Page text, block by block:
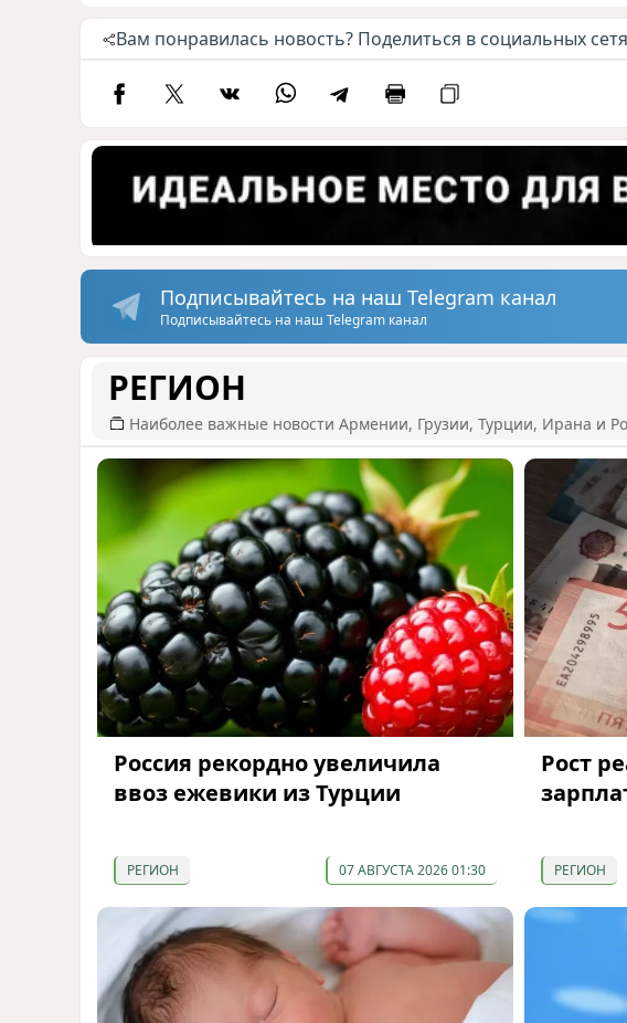
Вам понравилась новость? Поделиться в социальных
Подписывайтесь на наш Telegram канал
Подписывайтесь на наш Telegram канал
РЕГИОН
Наиболее важные новости Армении, Грузии, Турции, Ирана и
Россия рекордно увеличила
ввоз ежевики из Турции
РЕГИОН 07 АВГУСТА 2026 01:30
Рост
РЕГИОН